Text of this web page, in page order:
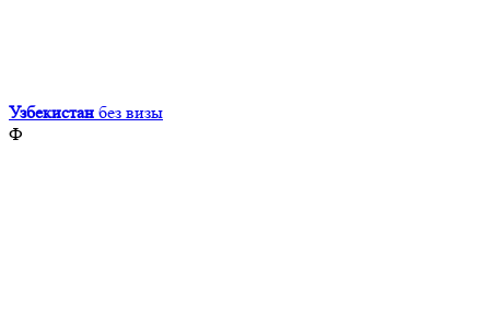
Узбекистан без визы
Ф